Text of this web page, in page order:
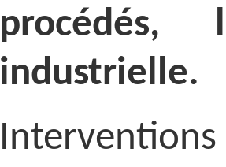
procédés,
industrielle.